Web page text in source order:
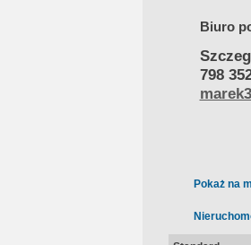
Biuro
798
Pokaż na